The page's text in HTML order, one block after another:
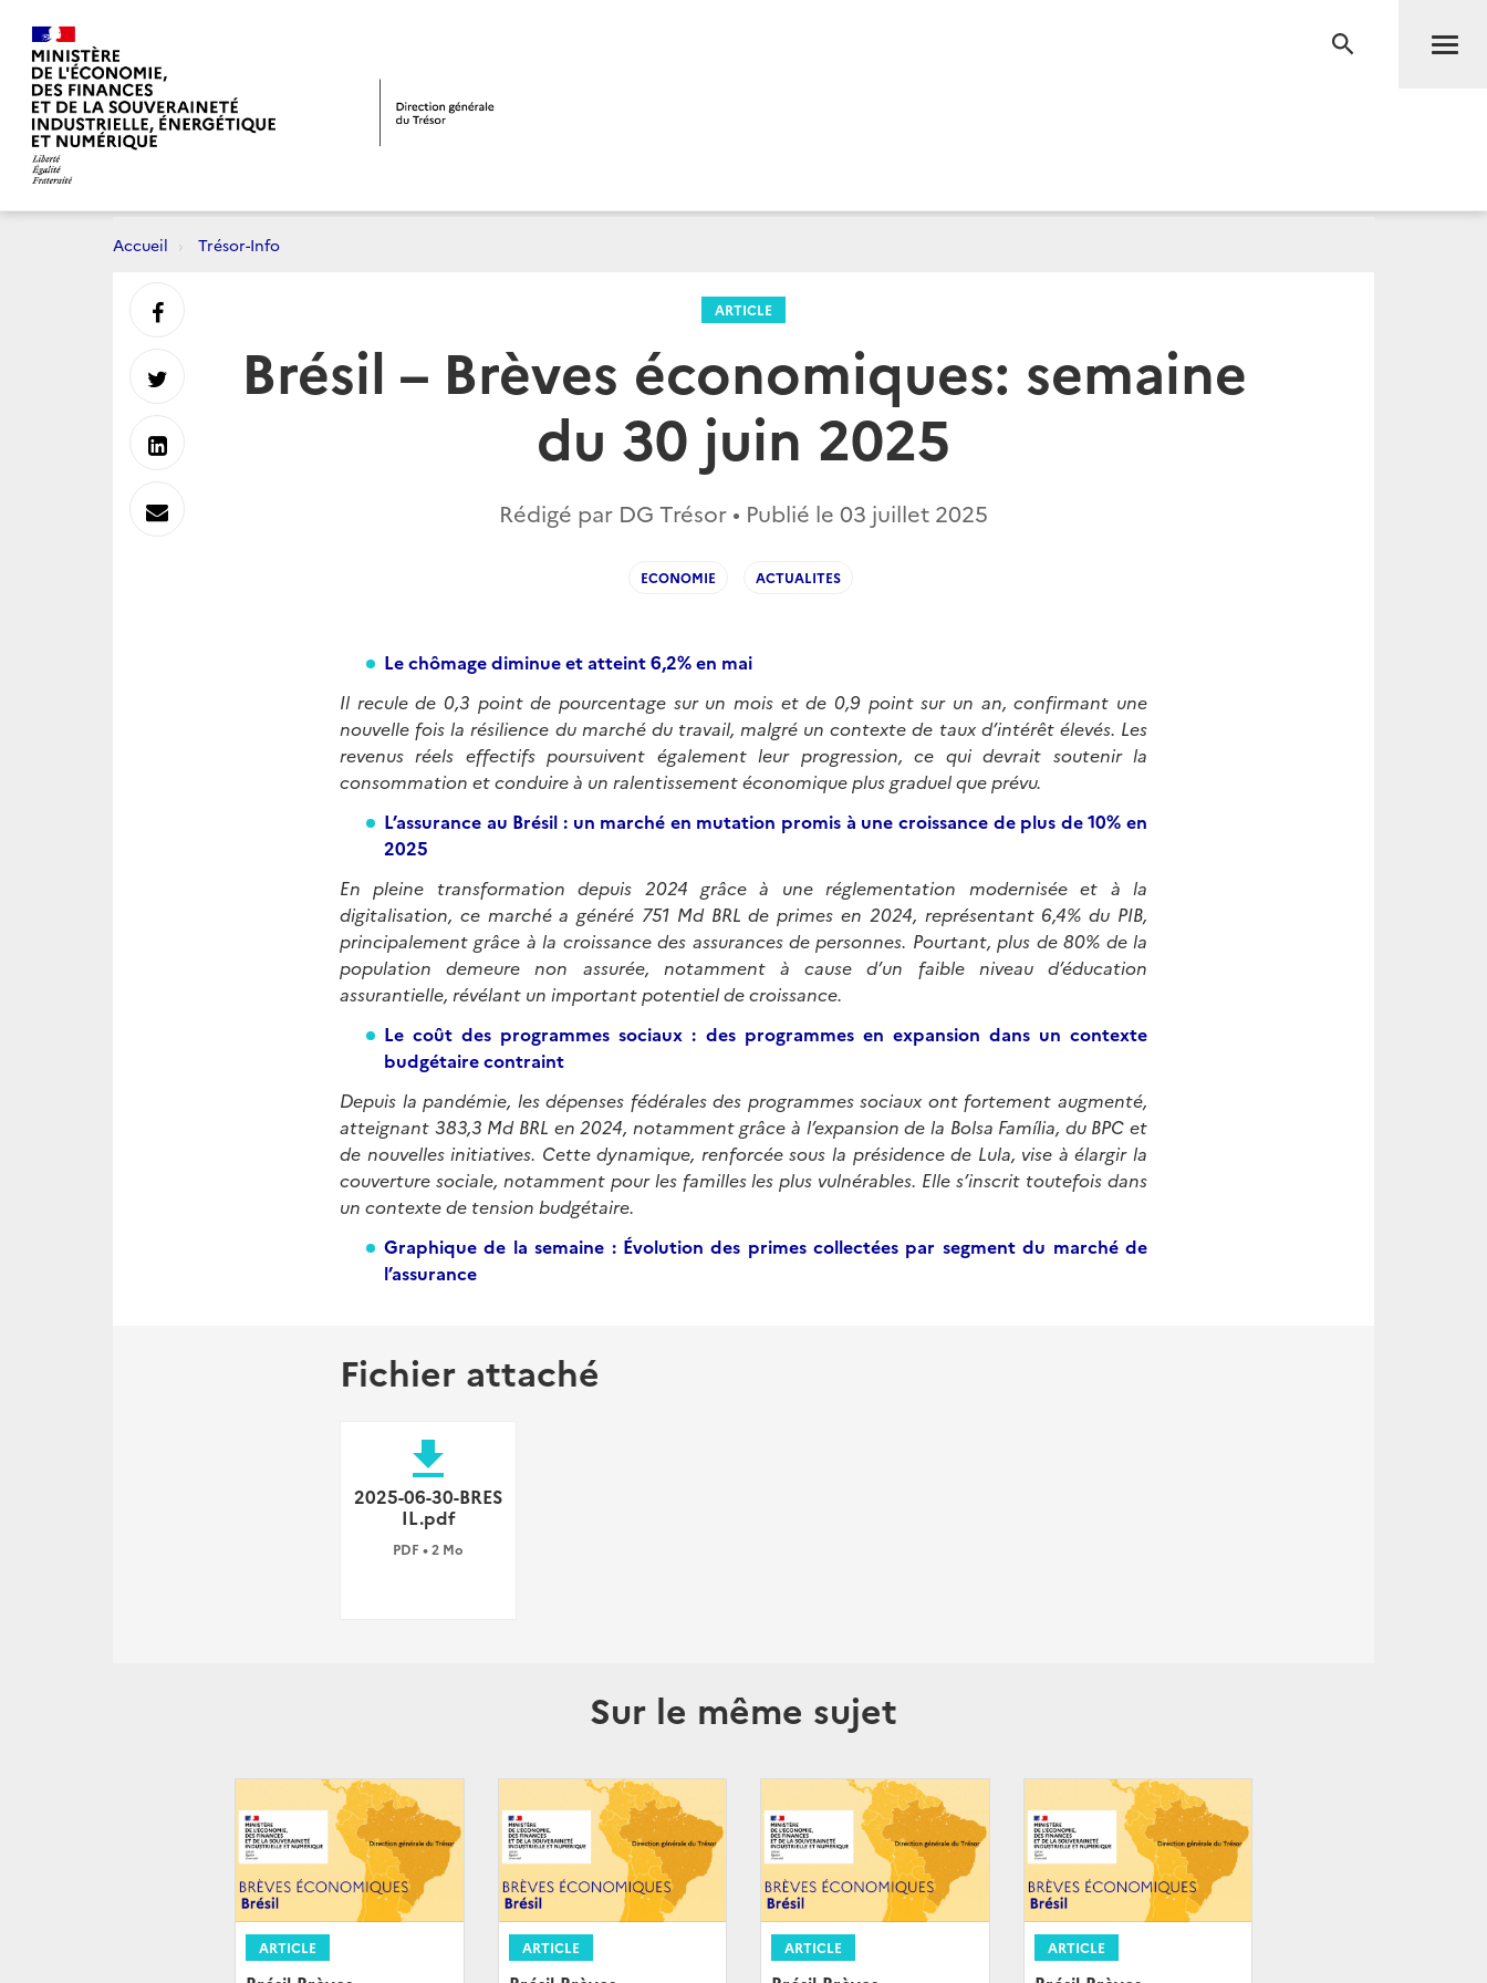
RECHERCHE
Accueil Trésor-Info
ARTICLE
Brésil – Brèves économiques: semaine
du 30 juin 2025
Rédigé par DG Trésor • Publié le 03 juillet 2025
ECONOMIE ACTUALITES
Le chômage diminue et atteint 6,2% en mai
Il recule de 0,3 point de pourcentage sur un mois et de 0,9 point sur un an, confirmant une
nouvelle fois la résilience du marché du travail, malgré un contexte de taux d’intérêt élevés. Les
revenus réels effectifs poursuivent également leur progression, ce qui devrait soutenir la
consommation et conduire à un ralentissement économique plus graduel que prévu.
L’assurance au Brésil : un marché en mutation promis à une croissance de plus de 10% en
2025
En pleine transformation depuis 2024 grâce à une réglementation modernisée et à la
digitalisation, ce marché a généré 751 Md BRL de primes en 2024, représentant 6,4% du PIB,
principalement grâce à la croissance des assurances de personnes. Pourtant, plus de 80% de la
population demeure non assurée, notamment à cause d’un faible niveau d’éducation
assurantielle, révélant un important potentiel de croissance.
Le coût des programmes sociaux : des programmes en expansion dans un contexte
budgétaire contraint
Depuis la pandémie, les dépenses fédérales des programmes sociaux ont fortement augmenté,
atteignant 383,3 Md BRL en 2024, notamment grâce à l’expansion de la Bolsa Família, du BPC et
de nouvelles initiatives. Cette dynamique, renforcée sous la présidence de Lula, vise à élargir la
couverture sociale, notamment pour les familles les plus vulnérables. Elle s’inscrit toutefois dans
un contexte de tension budgétaire.
Graphique de la semaine : Évolution des primes collectées par segment du marché de
l’assurance
Fichier attaché
file_download
2025-06-30-BRES
IL.pdf
PDF • 2 Mo
Sur le même sujet
ARTICLE ARTICLE ARTICLE ARTICLE
Partager
sur
Partager
sur
Partager
sur
Envoyer